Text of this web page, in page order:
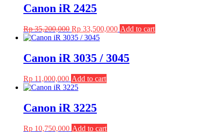
Rp 12,500,000.
Canon iR 2425
Rp35,200,000 Original
price
Rp 35,200,000.
Rp 33,500,000Current
Rp 33,500,000.
Add to cart
Canon iR 3035 / 3045
Rp 11,000,000 Add to cart
Canon iR 3225
Rp 10,750,000 Add to cart